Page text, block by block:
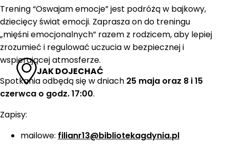
JAK DOJECHAĆ
Trening “Oswajam emocje” jest podróżą w bajkowy,
dziecięcy świat emocji. Zaprasza on do treningu
„mięśni emocjonalnych” razem z rodzicem, aby lepiej
zrozumieć i regulować uczucia w bezpiecznej i
wspierającej atmosferze.
Spotkania odbędą się w dniach 25 maja oraz 8 i 15
czerwca o godz. 17:00.
Zapisy:
mailowe: filianr13@bibliotekagdynia.pl